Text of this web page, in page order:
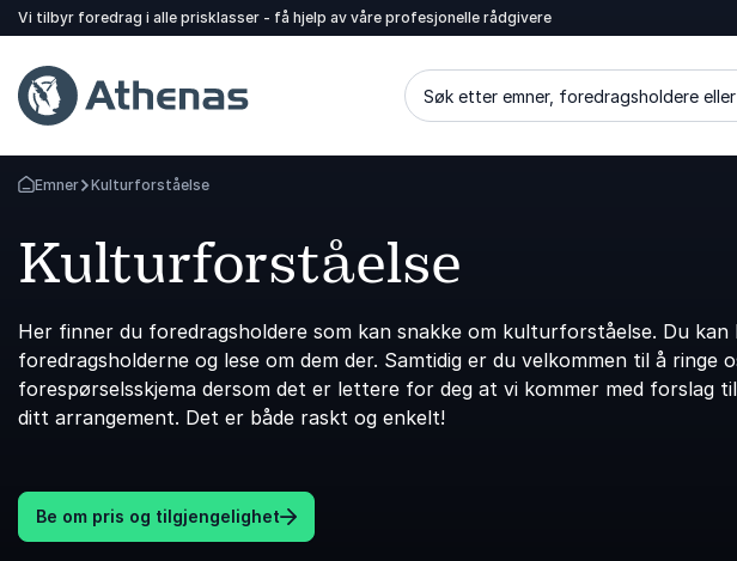
Vi tilbyr foredrag i alle prisklasser - få hjelp av våre profesjonelle rådgivere
Søk etter emner, foredragsholdere
Gå tilbake til startsiden
Emner Kulturforståelse
Kulturforståelse
Her finner du foredragsholdere som kan snakke om kulturforståelse. Du kan
foredragsholderne og lese om dem der. Samtidig er du velkommen til å ringe
forespørselsskjema dersom det er lettere for deg at vi kommer med forslag
ditt arrangement. Det er både raskt og enkelt!
Be om pris og tilgjengelighet